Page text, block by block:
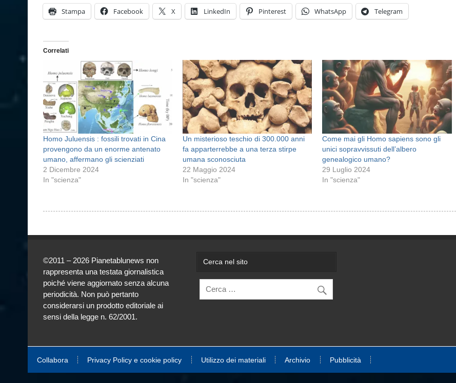
Stampa Facebook X LinkedIn Pinterest WhatsApp Telegram
Correlati
Homo Juluensis : fossili trovati in Cina
provengono da un enorme antenato
umano, affermano gli scienziati
2 Dicembre 2024
In "scienza"
Un misterioso teschio di 300.000 anni
fa apparterrebbe a una terza stirpe
umana sconosciuta
22 Maggio 2024
In "scienza"
Come mai gli Homo sapiens sono gli
unici sopravvissuti dell’albero
genealogico umano?
29 Luglio 2024
In "scienza"
©2011 – 2026 Pianetablunews non
rappresenta una testata giornalistica
poiché viene aggiornato senza alcuna
periodicità. Non può pertanto
considerarsi un prodotto editoriale ai
sensi della legge n. 62/2001.
Cerca nel sito
Collabora Privacy Policy e cookie policy Utilizzo dei materiali Archivio Pubblicità